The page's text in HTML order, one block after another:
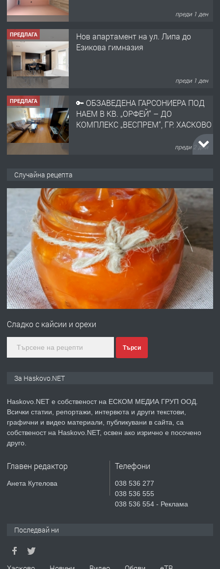
преди 1 ден
ПРЕДЛАГА
Нов апартамент на ул. Липа до
Езикова гимназия
преди 1 ден
ПРЕДЛАГА
🔑 ОБЗАВЕДЕНА ГАРСОНИЕРА ПОД
НАЕМ В КВ. „ОРФЕЙ“ – ДО
КОМПЛЕКС „ВЕСПРЕМ“, ГР. ХАСКОВО
преди 2 дни
АПАРТАМЕНТ В ЦЕНТЪРА НА ГР.
ХАСКОВО
преди 3 дни
ПРЕДЛАГА Давам гараж под наем
преди 3 дни
ПРЕДЛАГА
№4120 Магазин/Офис под наем в кв.
градската градина!
преди 4 дни
ПРЕДЛАГА
Продавам парцел в гр. Хасково кв.
СГЛОБЯВАНЕ НА МЕБЕЛИ.
ПРЕДЛАГА
Случайна рецепта
Сладко с кайсии и орехи
Търси
За Haskovo.NET
Haskovo.NET е собственост на ЕСКОМ МЕДИА ГРУП ООД.
Всички статии, репортажи, интервюта и други текстови,
графични и видео материали, публикувани в сайта, са
собственост на Haskovo.NET, освен ако изрично е посочено
друго.
Главен редактор
Анета Кутелова
Телефони
038 536 277
038 536 555
038 536 554 - Реклама
Последвай ни